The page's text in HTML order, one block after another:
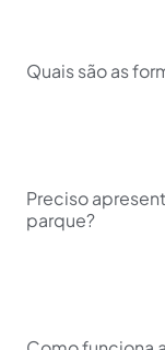
Quais são as
Preciso
parque?